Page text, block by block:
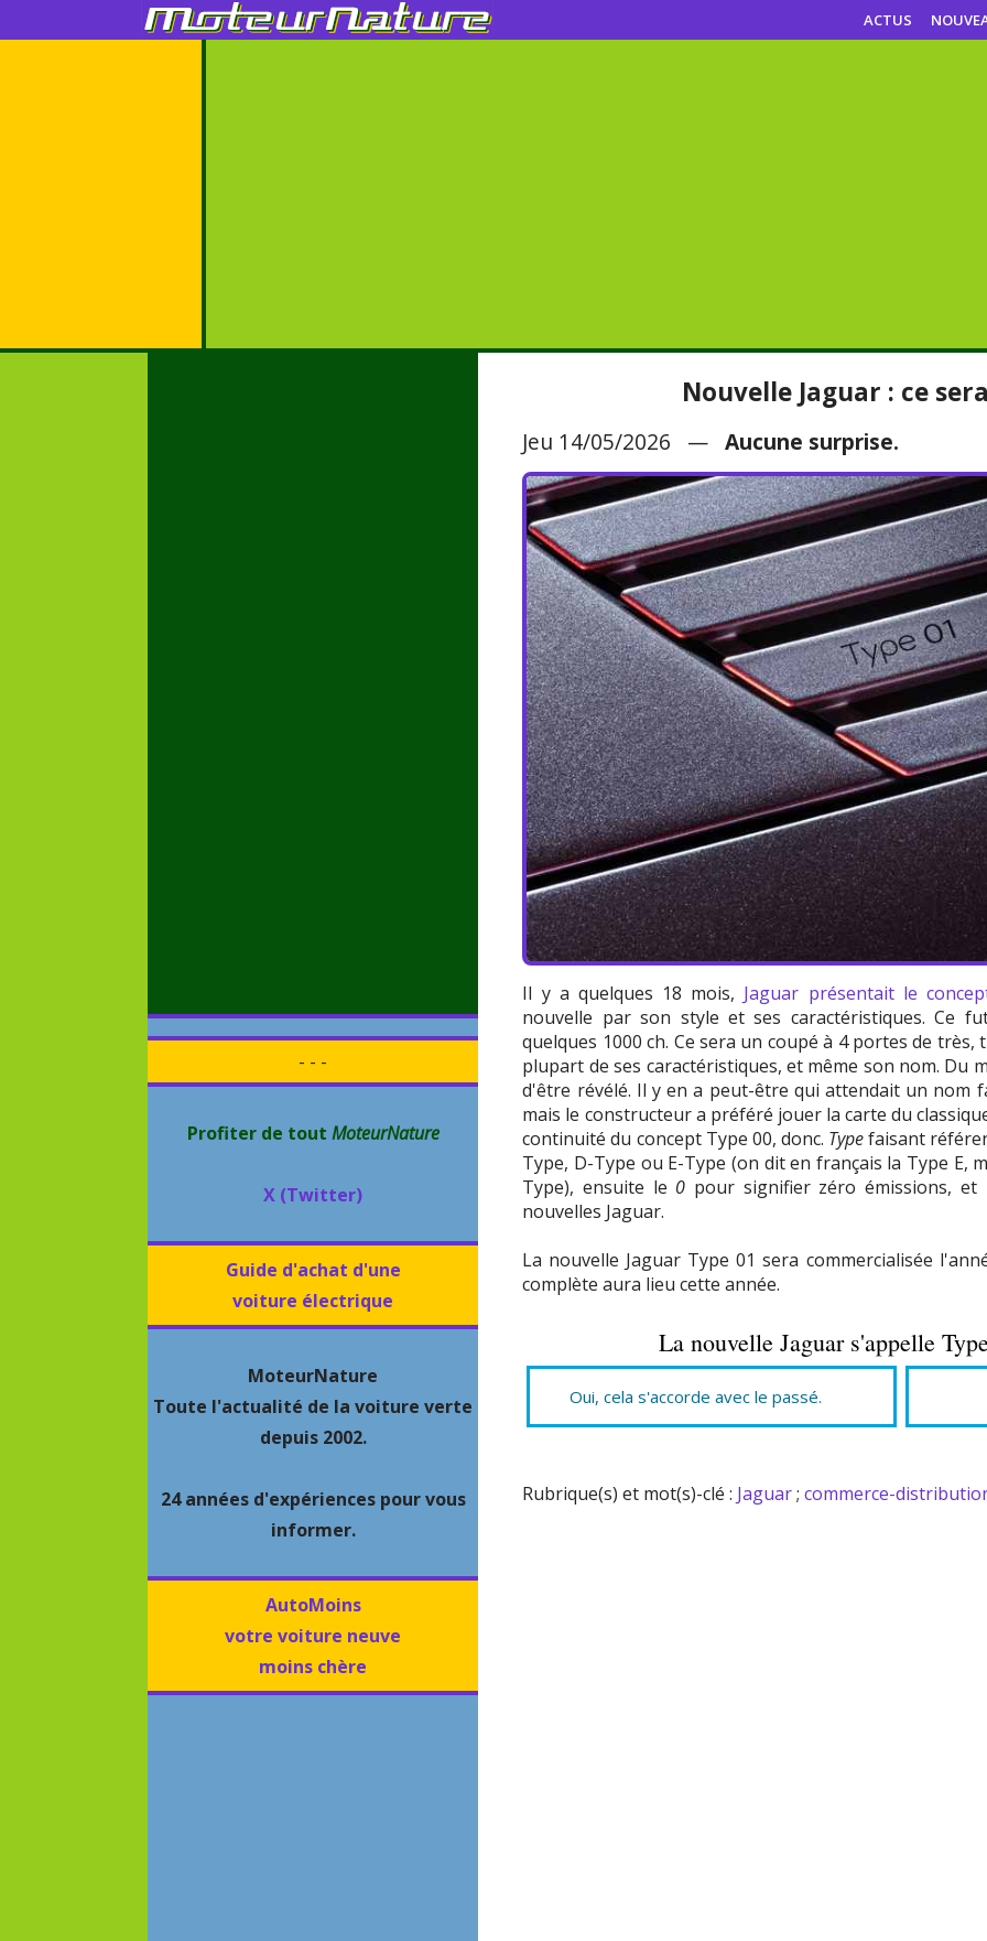
ACTUS
- - -
Profiter de tout MoteurNature
X (Twitter)
Guide d'achat d'une
voiture électrique
MoteurNature
Toute l'actualité de la voiture verte
depuis 2002.
24 années d'expériences pour vous
informer.
AutoMoins
votre voiture neuve
moins chère
Nouvelle Jaguar : ce
Jeu 14/05/2026 —Aucune surprise.
Il y a quelques 18 mois, Jaguar présentait le
nouvelle par son style et ses caractéristiques. Ce
quelques 1000 ch. Ce sera un coupé à 4 portes de
plupart de ses caractéristiques, et même son nom. Du
d'être révélé. Il y en a peut-être qui attendait un nom
mais le constructeur a préféré jouer la carte du
continuité du concept Type 00, donc. Typefaisant
Type, D-Type ou E-Type (on dit en français la Type E,
Type), ensuite le 0 pour signifier zéro émissions, et
nouvelles Jaguar.
La nouvelle Jaguar Type 01 sera commercialisée
complète aura lieu cette année.
La nouvelle Jaguar s'appelle
Oui, cela s'accorde avec le passé.
Rubrique(s) et mot(s)-clé : Jaguar;commerce-